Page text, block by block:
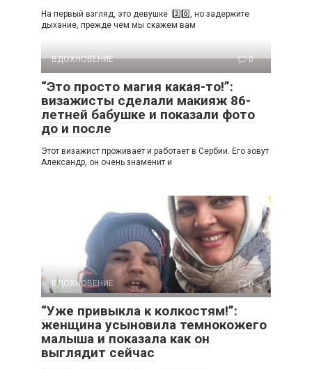
На первый взгляд, это девушке 2️⃣0️⃣, но задержите
дыхание, прежде чем мы скажем вам
ВДОХНОВЕНИЕ 0
“Это просто магия какая-то!”:
визажисты сделали макияж 86-
летней бабушке и показали фото
до и после
Этот визажист проживает и работает в Сербии. Его зовут
Александр, он очень знаменит и
ВДОХНОВЕНИЕ 0
“Уже привыкла к колкостям!”:
женщина усыновила темнокожего
малыша и показала как он
выглядит сейчас